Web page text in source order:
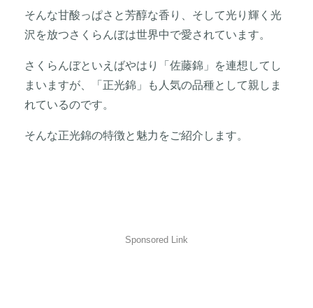
そんな甘酸っぱさと芳醇な香り、そして光り輝く光
沢を放つさくらんぼは世界中で愛されています。
さくらんぼといえばやはり「佐藤錦」を連想してし
まいますが、「正光錦」も人気の品種として親しま
れているのです。
そんな正光錦の特徴と魅力をご紹介します。
Sponsored Link